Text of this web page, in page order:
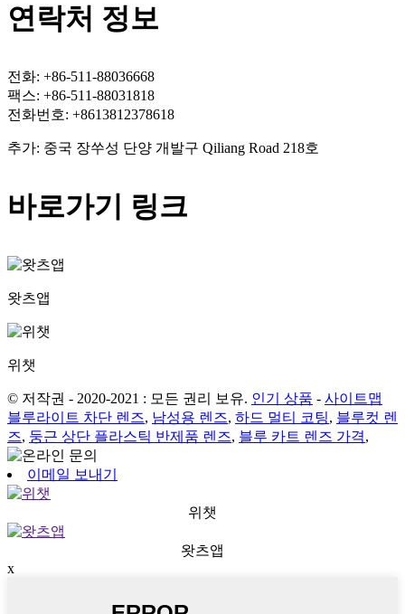
연락처 정보
전화: +86-511-88036668
팩스: +86-511-88031818
전화번호: +8613812378618
추가: 중국 장쑤성 단양 개발구 Qiliang Road 218호
바로가기 링크
왓츠앱
위챗
© 저작권 - 2020-2021 : 모든 권리 보유. 인기 상품 - 사이트맵
블루라이트 차단 렌즈, 남성용 렌즈, 하드 멀티 코팅, 블루컷 렌
즈, 둥근 상단 플라스틱 반제품 렌즈, 블루 카트 렌즈 가격,
이메일 보내기
위챗
왓츠앱
x